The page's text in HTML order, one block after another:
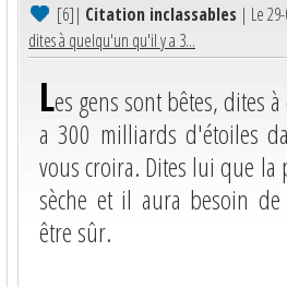
[6]| Citation inclassables | Le
dites à quelqu'un qu'il y a 3...
Les gens sont bêtes, dites
a 300 milliards d'étoiles
vous croira. Dites lui que la
sèche et il aura besoin
être sûr.